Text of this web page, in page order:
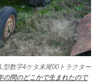
型数字4ケタ末尾00トラクター
の間のどこかで生まれたので